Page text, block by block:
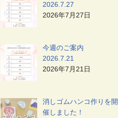
2026.7.27
2026年7月27日
今週のご案内
2026.7.21
2026年7月21日
消しゴムハンコ作りを開
催しました！